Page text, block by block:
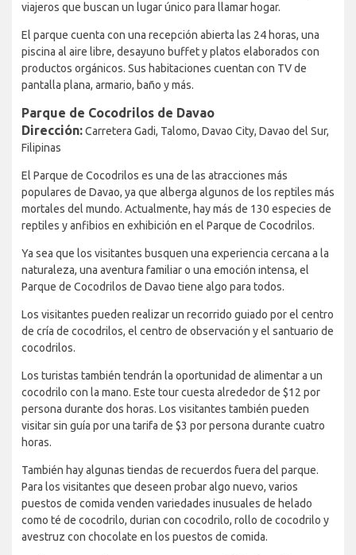
viajeros que buscan un lugar único para llamar hogar.
El parque cuenta con una recepción abierta las 24 horas, una
piscina al aire libre, desayuno buffet y platos elaborados con
productos orgánicos. Sus habitaciones cuentan con TV de
pantalla plana, armario, baño y más.
Parque de Cocodrilos de Davao
Dirección:Carretera Gadi, Talomo, Davao City, Davao del Sur,
Filipinas
El Parque de Cocodrilos es una de las atracciones más
populares de Davao, ya que alberga algunos de los reptiles más
mortales del mundo. Actualmente, hay más de 130 especies de
reptiles y anfibios en exhibición en el Parque de Cocodrilos.
Ya sea que los visitantes busquen una experiencia cercana a la
naturaleza, una aventura familiar o una emoción intensa, el
Parque de Cocodrilos de Davao tiene algo para todos.
Los visitantes pueden realizar un recorrido guiado por el centro
de cría de cocodrilos, el centro de observación y el santuario de
cocodrilos.
Los turistas también tendrán la oportunidad de alimentar a un
cocodrilo con la mano. Este tour cuesta alrededor de $12 por
persona durante dos horas. Los visitantes también pueden
visitar sin guía por una tarifa de $3 por persona durante cuatro
horas.
También hay algunas tiendas de recuerdos fuera del parque.
Para los visitantes que deseen probar algo nuevo, varios
puestos de comida venden variedades inusuales de helado
como té de cocodrilo, durian con cocodrilo, rollo de cocodrilo y
avestruz con chocolate en los puestos de comida.